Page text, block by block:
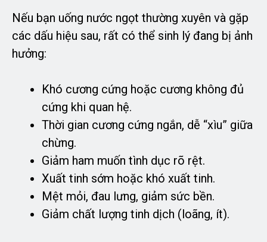
Nếu bạn uống nước ngọt thường xuyên và gặp
các dấu hiệu sau, rất có thể sinh lý đang bị ảnh
hưởng:
Khó cương cứng hoặc cương không đủ
cứng khi quan hệ.
Thời gian cương cứng ngắn, dễ “xìu” giữa
chừng.
Giảm ham muốn tình dục rõ rệt.
Xuất tinh sớm hoặc khó xuất tinh.
Mệt mỏi, đau lưng, giảm sức bền.
Giảm chất lượng tinh dịch (loãng, ít).